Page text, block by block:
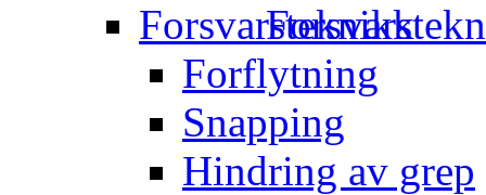
Forflytning
Snapping
Hindring av grep